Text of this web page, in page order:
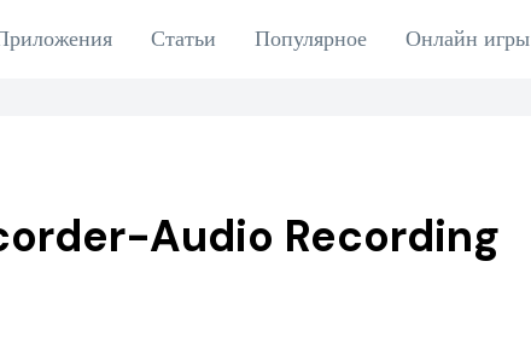
Статьи Популярное Онлайн игры
Audio Recording